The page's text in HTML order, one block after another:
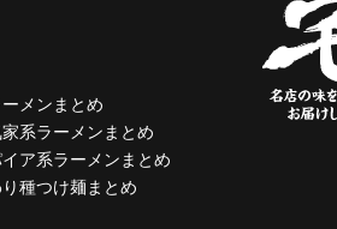
メンまとめ
家系ラーメンまとめ
ア系ラーメンまとめ
り種つけ麺まとめ